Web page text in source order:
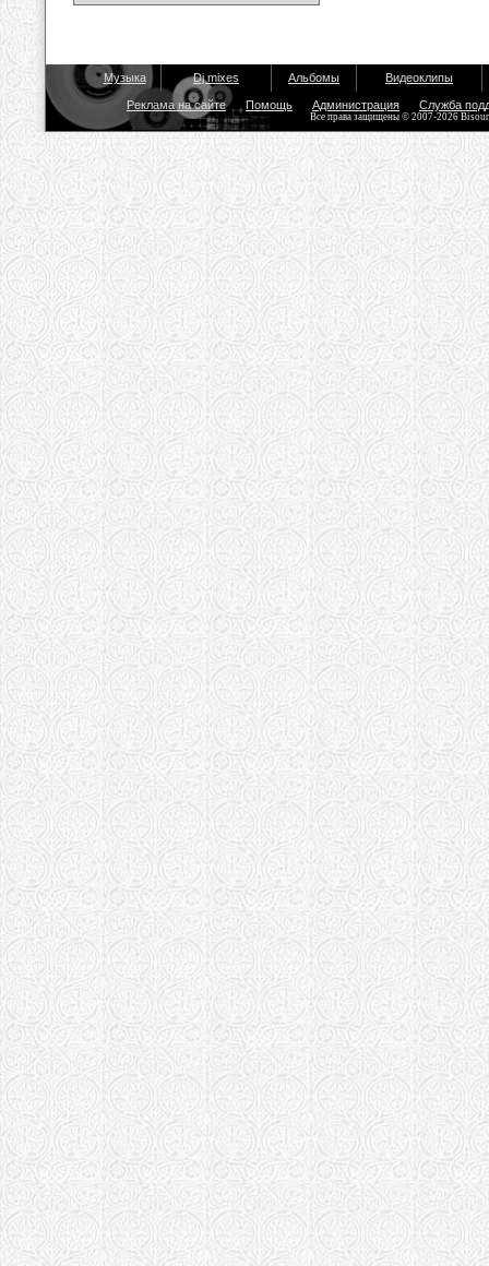
Музыка Dj mixes Альбомы Видеоклипы
Реклама на сайте Помощь Администрация Служба
Все права защищены © 2007-2026